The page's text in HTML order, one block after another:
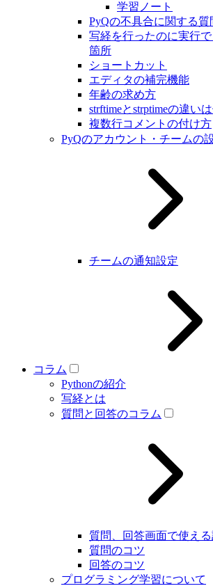
学習ノート
PyQの不具合に関する質
写経を行ったのに実行
箇所
ショートカット
エディタの補完機能
年齢の求め方
strftimeとstrptimeの違い
複数行コメントの付け方
PyQのアカウント・チームの
チームの通知設定
コラム
Pythonの紹介
写経とは
質問と回答のコラム
質問、回答画面で使え
質問のコツ
回答のコツ
プログラミング学習について